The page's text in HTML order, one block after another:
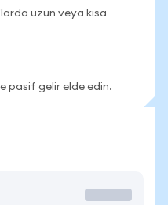
uzun veya kısa
pasif gelir elde edin.